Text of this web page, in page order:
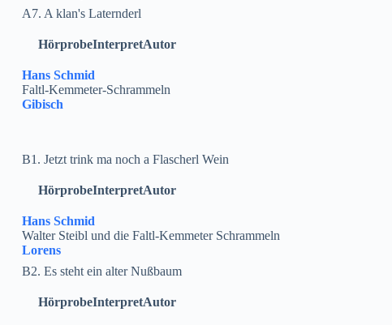
A7. A klan's Laternderl
HörprobeInterpretAutor
Hans Schmid
Faltl-Kemmeter-Schrammeln
Gibisch
B1. Jetzt trink ma noch a Flascherl Wein
HörprobeInterpretAutor
Hans Schmid
Walter Steibl und die Faltl-Kemmeter Schrammeln
Lorens
B2. Es steht ein alter Nußbaum
HörprobeInterpretAutor